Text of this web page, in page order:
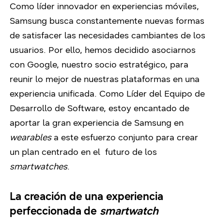
Como líder innovador en experiencias móviles,
Samsung busca constantemente nuevas formas
de satisfacer las necesidades cambiantes de los
usuarios. Por ello, hemos decidido asociarnos
con Google, nuestro socio estratégico, para
reunir lo mejor de nuestras plataformas en una
experiencia unificada. Como Líder del Equipo de
Desarrollo de Software, estoy encantado de
aportar la gran experiencia de Samsung en
wearablesa este esfuerzo conjunto para crear
un plan centrado en el futuro de los
smartwatches.
La creación de una experiencia
perfeccionada de smartwatch